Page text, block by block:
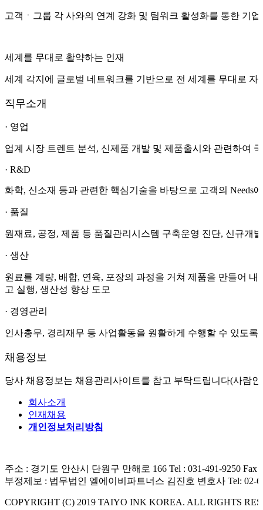
고객ㆍ그룹 각 사와의 연계 강화 및 팀워크 활성화를 통한 기
세계를 무대로 활약하는 인재
세계 각지에 글로벌 네트워크를 기반으로 전 세계를 무대로 자
직무소개
· 영업
업계 시장 트렌트 분석, 신제품 개발 및 제품출시와 관련하여
· R&D
화학, 신소재 등과 관련한 핵심기술을 바탕으로 고객의 Needs
· 품질
원재료, 공정, 제품 등 품질관리시스템 구축운영 진단, 신규개
· 생산
원료를 계량, 배합, 연육, 포장의 과정을 거쳐 제품을 만들어 내
고 실행, 생산성 향상 도모
· 경영관리
인사총무, 경리재무 등 사업활동을 원활하게 수행할 수 있도록
채용정보
당사 채용정보는 채용관리사이트를 참고 부탁드립니다(사람
회사소개
인재채용
개인정보처리방침
주소 : 경기도 안산시 단원구 만해로 166 Tel : 031-491-9250 Fax
부정제보 : 법무법인 엘에이비파트너스 김진호 변호사 Tel: 02-
COPYRIGHT (C) 2019 TAIYO INK KOREA. ALL RIGHTS